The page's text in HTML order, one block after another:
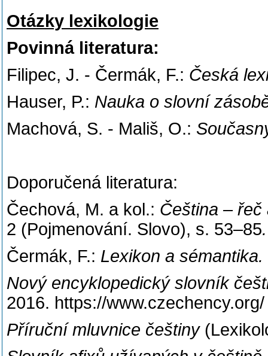
Otázky lexikologie
Povinná literatura:
Filipec, J. - Čermák, F.: Česká
Hauser, P.: Nauka o slovní
Machová, S. - Mališ, O.:
Doporučená literatura:
Čechová, M. a kol.: Čeština – řeč
2 (Pojmenování. Slovo), s. 53–85.
Čermák, F.: Lexikon a sémantika.
Nový encyklopedický slovník
2016. https://www.czechency.org/
Příruční mluvnice češtiny